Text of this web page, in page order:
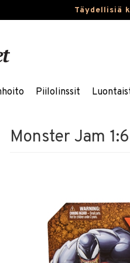
Täydellisiä
Piilolinssit
Monster Jam